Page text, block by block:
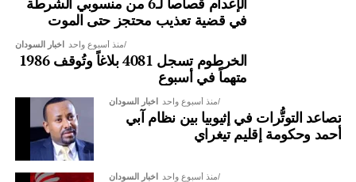
في قضية تعذيب محتجز حتى الموت
اخبار السودان منذ أسبوع واحد
الخرطوم تسجل 4081 بلاغاً وتُوقف 1986
متهماً في أسبوع
اخبار السودان منذ أسبوع واحد
تصاعد التوتُّرات في إثيوبيا بين نظام آبي
أحمد وحكومة إقليم تيغراي
اخبار السودان منذ أسبوع واحد